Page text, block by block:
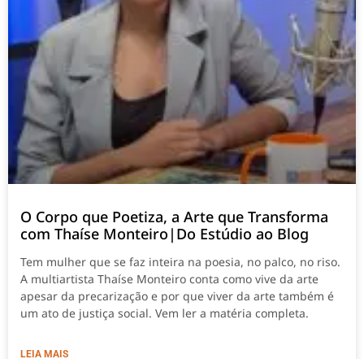
O Corpo que Poetiza, a Arte que Transforma
com Thaíse Monteiro|Do Estúdio ao Blog
Tem mulher que se faz inteira na poesia, no palco, no riso.
A multiartista Thaíse Monteiro conta como vive da arte
apesar da precarização e por que viver da arte também é
um ato de justiça social. Vem ler a matéria completa.
LEIA MAIS